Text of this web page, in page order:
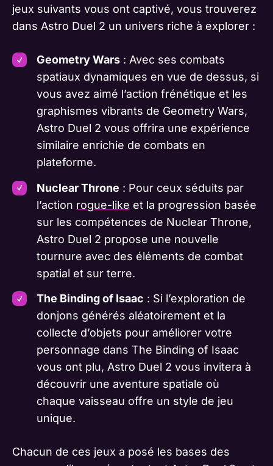
jeux suivants vous ont captivé, vous trouverez
dans Astro Duel 2 un univers riche à explorer :
Geometry Wars: Avec ses combats
spatiaux dynamiques en vue de dessus, si
vous avez aimé l’action frénétique et les
graphismes vibrants de Geometry Wars,
Astro Duel 2 vous offrira une expérience
similaire enrichie de combats en
plateforme.
Nuclear Throne : Pour ceux séduits par
l’action rogue-like et la progression basée
sur les compétences de Nuclear Throne,
Astro Duel 2 propose une nouvelle
tournure avec des éléments de combat
spatial et sur terre.
The Binding of Isaac : Si l’exploration de
donjons générés aléatoirement et la
collecte d’objets pour améliorer votre
personnage dans The Binding of Isaac
vous ont plu, Astro Duel 2 vous invitera à
découvrir une aventure spatiale où
chaque vaisseau offre un style de jeu
unique.
Chacun de ces jeux a posé les bases des